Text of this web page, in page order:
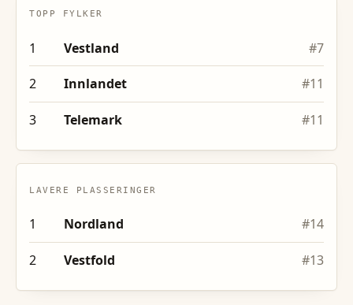
TOPP FYLKER
1 Vestland #7
2 Innlandet #11
3 Telemark #11
LAVERE PLASSERINGER
1 Nordland #14
2 Vestfold #13